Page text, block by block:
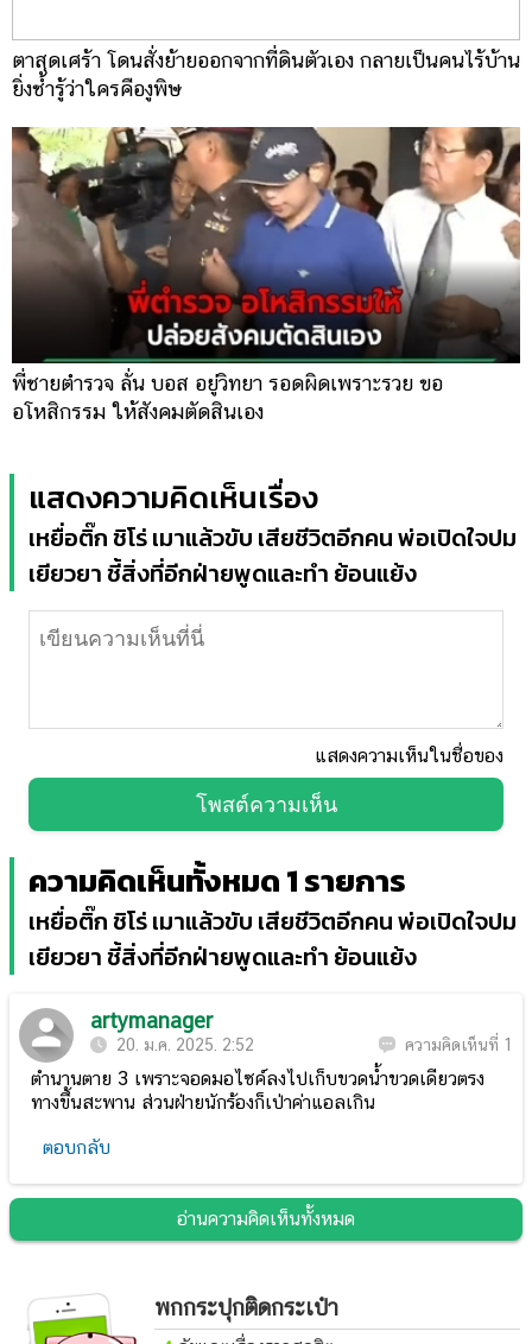
ตาสุดเศร้า โดนสั่งย้ายออกจากที่ดินตัวเอง กลายเป็นคนไร้บ้าน
ยิ่งช้ำรู้ว่าใครคืองูพิษ
พี่ชายตำรวจ ลั่น บอส อยู่วิทยา รอดผิดเพราะรวย ขอ
อโหสิกรรม ให้สังคมตัดสินเอง
แสดงความคิดเห็นเรื่อง
เหยื่อติ๊ก ชิโร่ เมาแล้วขับ เสียชีวิตอีกคน พ่อเปิดใจปม
เยียวยา ชี้สิ่งที่อีกฝ่ายพูดและทำ ย้อนแย้ง
แสดงความเห็นในชื่อของ
โพสต์ความเห็น
ความคิดเห็นทั้งหมด 1 รายการ
เหยื่อติ๊ก ชิโร่ เมาแล้วขับ เสียชีวิตอีกคน พ่อเปิดใจปม
เยียวยา ชี้สิ่งที่อีกฝ่ายพูดและทำ ย้อนแย้ง
artymanager
20. ม.ค. 2025. 2:52 ความคิดเห็นที่ 1
ตำนานตาย 3 เพราะจอดมอไซค์ลงไปเก็บขวดน้ำขวดเดียวตรง
ทางขึ้นสะพาน ส่วนฝ่ายนักร้องก็เป่าค่าแอลเกิน
ตอบกลับ
อ่านความคิดเห็นทั้งหมด
พกกระปุกติดกระเป๋า